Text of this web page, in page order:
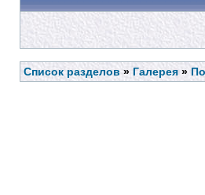
Список разделов » Галерея »